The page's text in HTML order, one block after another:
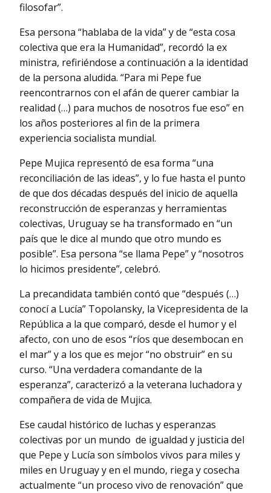
filosofar”.
Esa persona “hablaba de la vida” y de “esta cosa
colectiva que era la Humanidad”, recordó la ex
ministra, refiriéndose a continuación a la identidad
de la persona aludida. “Para mi Pepe fue
reencontrarnos con el afán de querer cambiar la
realidad (…) para muchos de nosotros fue eso” en
los años posteriores al fin de la primera
experiencia socialista mundial.
Pepe Mujica representó de esa forma “una
reconciliación de las ideas”, y lo fue hasta el punto
de que dos décadas después del inicio de aquella
reconstrucción de esperanzas y herramientas
colectivas, Uruguay se ha transformado en “un
país que le dice al mundo que otro mundo es
posible”. Esa persona “se llama Pepe” y “nosotros
lo hicimos presidente”, celebró.
La precandidata también contó que “después (…)
conocí a Lucía” Topolansky, la Vicepresidenta de la
República a la que comparó, desde el humor y el
afecto, con uno de esos “ríos que desembocan en
el mar” y a los que es mejor “no obstruir” en su
curso. “Una verdadera comandante de la
esperanza”, caracterizó a la veterana luchadora y
compañera de vida de Mujica.
Ese caudal histórico de luchas y esperanzas
colectivas por un mundo de igualdad y justicia del
que Pepe y Lucía son símbolos vivos para miles y
miles en Uruguay y en el mundo, riega y cosecha
actualmente “un proceso vivo de renovación” que